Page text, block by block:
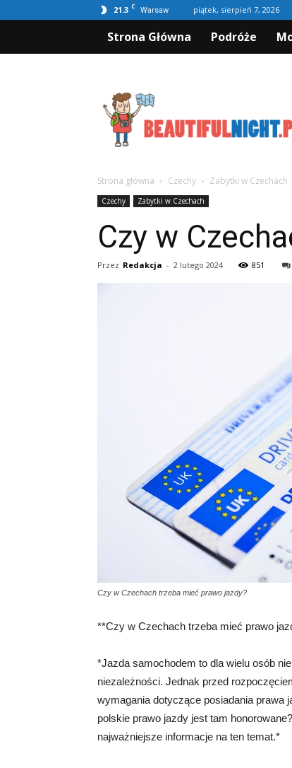
21.3 C Warsaw piątek, sierpień 7, 2026
Strona Główna Podróże
Strona główna Czechy Zabytki w Czechach
Czechy Zabytki w Czechach
Czy w
Przez Redakcja - 2 lutego 2024 851
Czy w Czechach trzeba mieć prawo jazdy?
**Czy w Czechach trzeba mieć prawo
*Jazda samochodem to dla wielu osób
niezależności. Jednak przed
wymagania dotyczące posiadania prawa
polskie prawo jazdy jest tam
najważniejsze informacje na ten temat.*